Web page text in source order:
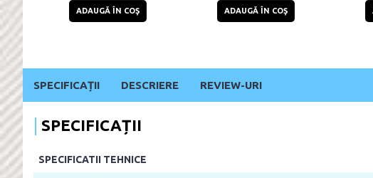
ADAUGĂ ÎN COŞ ADAUGĂ ÎN COŞ
SPECIFICAȚII DESCRIERE REVIEW-URI
SPECIFICAȚII
SPECIFICATII TEHNICE